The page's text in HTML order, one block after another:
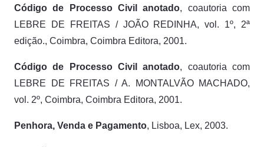
Código de Processo Civil anotado, coautoria com
LEBRE DE FREITAS / JOÃO REDINHA, vol. 1º, 2ª
edição., Coimbra, Coimbra Editora, 2001.
Código de Processo Civil anotado, coautoria com
LEBRE DE FREITAS / A. MONTALVÃO MACHADO,
vol. 2º, Coimbra, Coimbra Editora, 2001.
Penhora, Venda e Pagamento, Lisboa, Lex, 2003.